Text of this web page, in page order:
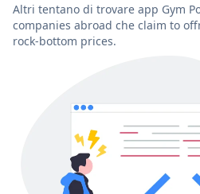
Altri tentano di trovare app Gym
companies abroad che claim to
rock-bottom prices.